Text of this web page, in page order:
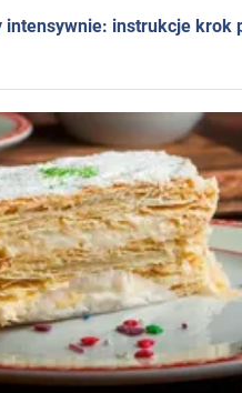
intensywnie: instrukcje krok